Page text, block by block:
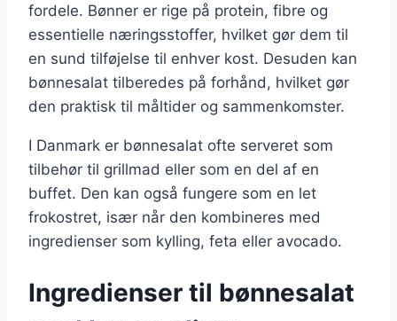
fordele. Bønner er rige på protein, fibre og
essentielle næringsstoffer, hvilket gør dem til
en sund tilføjelse til enhver kost. Desuden kan
bønnesalat tilberedes på forhånd, hvilket gør
den praktisk til måltider og sammenkomster.
I Danmark er bønnesalat ofte serveret som
tilbehør til grillmad eller som en del af en
buffet. Den kan også fungere som en let
frokostret, især når den kombineres med
ingredienser som kylling, feta eller avocado.
Ingredienser til bønnesalat